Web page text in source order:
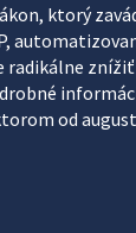
ktorý
od